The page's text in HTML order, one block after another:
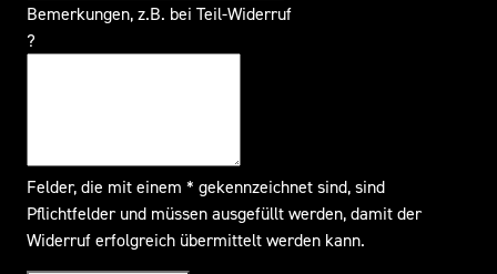
Bemerkungen, z.B. bei Teil-Widerruf
?
Felder, die mit einem * gekennzeichnet sind, sind
Pflichtfelder und müssen ausgefüllt werden, damit der
Widerruf erfolgreich übermittelt werden kann.